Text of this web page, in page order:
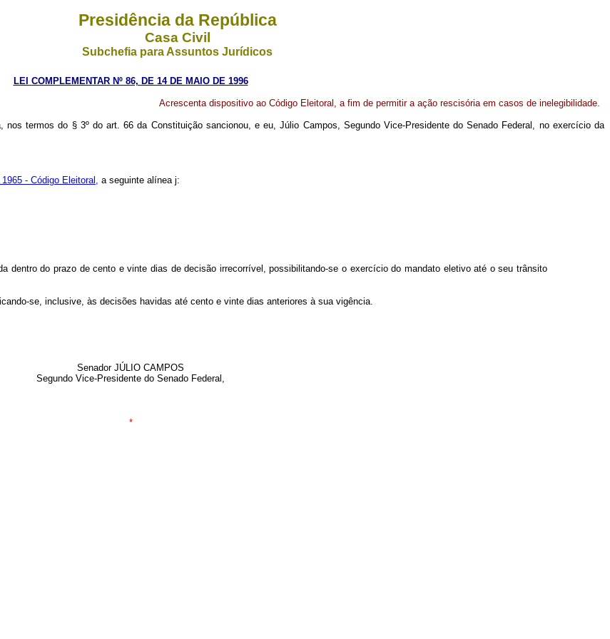
Presidência da República
Casa Civil
Subchefia para Assuntos Jurídicos
LEI COMPLEMENTAR Nº 86, DE 14 DE MAIO DE 1996
Acrescenta dispositivo ao Código Eleitoral, a fim de permitir a ação rescisória em casos de inelegibilidade.
termos do § 3º do art. 66 da Constituição sancionou, e eu, Júlio Campos, Segundo Vice-Presidente do Senado Federal, no exercício da
- Código Eleitoral, a seguinte alínea j:
dentro do prazo de cento e vinte dias de decisão irrecorrível, possibilitando-se o exercício do mandato eletivo até o seu trânsito
se, inclusive, às decisões havidas até cento e vinte dias anteriores à sua vigência.
SenadorJÚLIO CAMPOS
Segundo Vice-Presidente do Senado Federal,
*